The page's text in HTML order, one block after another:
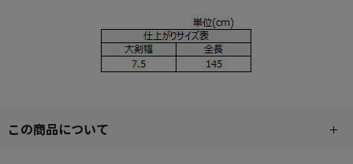
この商品について